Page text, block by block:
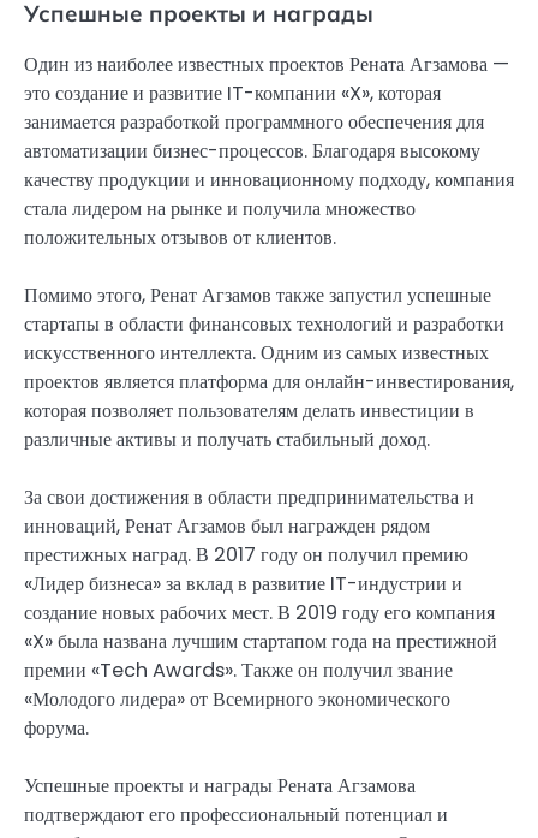
Успешные проекты и награды
Один из наиболее известных проектов Рената Агзамова —
это создание и развитие IT-компании «X», которая
занимается разработкой программного обеспечения для
автоматизации бизнес-процессов. Благодаря высокому
качеству продукции и инновационному подходу, компания
стала лидером на рынке и получила множество
положительных отзывов от клиентов.
Помимо этого, Ренат Агзамов также запустил успешные
стартапы в области финансовых технологий и разработки
искусственного интеллекта. Одним из самых известных
проектов является платформа для онлайн-инвестирования,
которая позволяет пользователям делать инвестиции в
различные активы и получать стабильный доход.
За свои достижения в области предпринимательства и
инноваций, Ренат Агзамов был награжден рядом
престижных наград. В 2017 году он получил премию
«Лидер бизнеса» за вклад в развитие IT-индустрии и
создание новых рабочих мест. В 2019 году его компания
«X» была названа лучшим стартапом года на престижной
премии «Tech Awards». Также он получил звание
«Молодого лидера» от Всемирного экономического
форума.
Успешные проекты и награды Рената Агзамова
подтверждают его профессиональный потенциал и